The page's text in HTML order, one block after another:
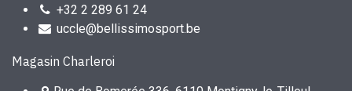
+32 2 289 61 24
uccle@bellissimosport.be
Magasin Charleroi